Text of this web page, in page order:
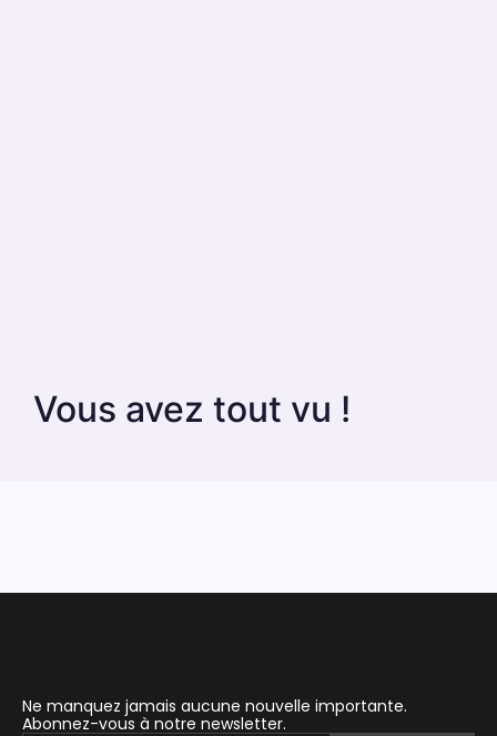
Vous avez tout vu !
Ne manquez jamais aucune nouvelle importante.
Abonnez-vous à notre newsletter.